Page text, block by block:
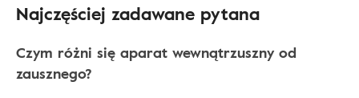
Najczęściej zadawane pytana
Czym różni się aparat wewnątrzuszny od
zausznego?